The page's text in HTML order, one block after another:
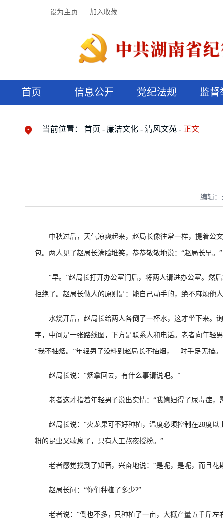
设为主页 加入收藏
首页 信息公开 党纪法规 监督
当前位置： 首页 廉洁文化 清风文苑 正文
编辑：
中秋过后，天气凉爽起来，赵局长像往常一样，提着公文
包。两人见了赵局长满脸堆笑，恭恭敬敬地说：“赵局长早。”
“早。”赵局长打开办公室门后，将两人请进办公室。然后
拒绝了。赵局长做人的原则是：能自己动手的，绝不麻烦他
水烧开后，赵局长给两人各倒了一杯水，这才坐下来。询
字，中间是一张路线图，下方是联系人和电话。老者向年轻
“我不抽烟。”年轻男子没料到赵局长不抽烟，一时手足无措。
赵局长说：“烟拿回去，有什么事请说吧。”
老者这才指着年轻男子说出实情：“我媳妇得了尿毒症，
赵局长说：“火龙果可不好种植，温度必须控制在28度以
粉的昆虫又歇息了，只有人工熬夜授粉。”
老者感觉找到了知音，兴奋地说：“是呢，是呢，而且花
赵局长问：“你们种植了多少?”
老者说：“倒也不多，只种植了一亩，大概产量五千斤左